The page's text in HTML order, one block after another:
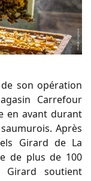
de son opération
Carrefour
en avant durant
Après
Girard de La
de plus de 100
Girard soutient